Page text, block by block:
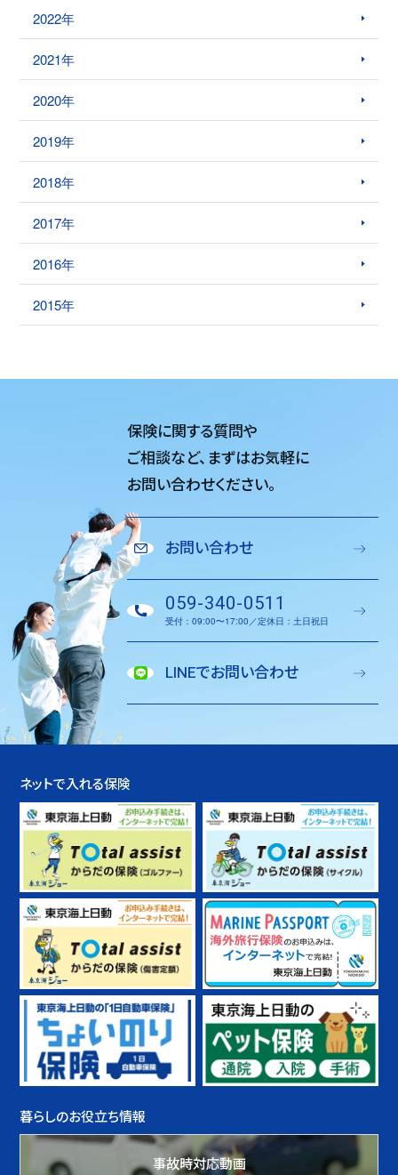
2022年
2021年
2020年
2019年
2018年
2017年
2016年
2015年
保険に関する質問や
ご相談など、 まずはお気軽に
お問い合わせください。
お問い合わせ
059-340-0511
受付：09:00〜17:00／定休日：土日祝日
LINEでお問い合わせ
ネットで入れる保険
暮らしのお役立ち情報
事故時対応動画